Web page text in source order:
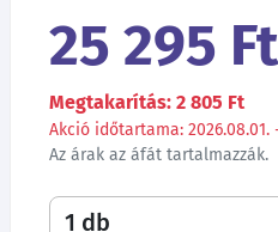
25 295 Ft
Megtakarítás: 2 805 Ft
Akció időtartama: 2026.08.01.
Az árak az áfát tartalmazzák.